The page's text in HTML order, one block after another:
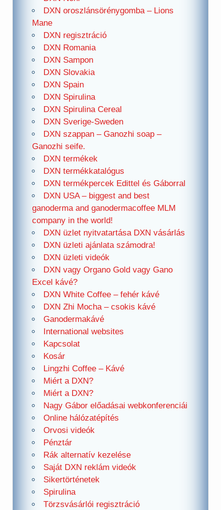
DXN oroszlánsörénygomba – Lions
Mane
DXN regisztráció
DXN Romania
DXN Sampon
DXN Slovakia
DXN Spain
DXN Spirulina
DXN Spirulina Cereal
DXN Sverige-Sweden
DXN szappan – Ganozhi soap –
Ganozhi seife.
DXN termékek
DXN termékkatalógus
DXN termékpercek Edittel és Gáborral
DXN USA – biggest and best
ganoderma and ganodermacoffee MLM
company in the world!
DXN üzlet nyitvatartása DXN vásárlás
DXN üzleti ajánlata számodra!
DXN üzleti videók
DXN vagy Organo Gold vagy Gano
Excel kávé?
DXN White Coffee – fehér kávé
DXN Zhi Mocha – csokis kávé
Ganodermakávé
International websites
Kapcsolat
Kosár
Lingzhi Coffee – Kávé
Miért a DXN?
Miért a DXN?
Nagy Gábor előadásai webkonferenciái
Online hálózatépítés
Orvosi videók
Pénztár
Rák alternatív kezelése
Saját DXN reklám videók
Sikertörténetek
Spirulina
Törzsvásárlói regisztráció